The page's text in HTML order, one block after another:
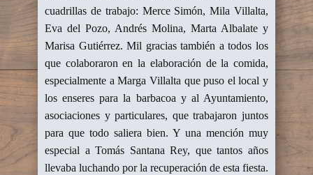
cuadrillas de trabajo: Merce Simón, Mila Villalta,
Eva del Pozo, Andrés Molina, Marta Albalate y
Marisa Gutiérrez. Mil gracias también a todos los
que colaboraron en la elaboración de la comida,
especialmente a Marga Villalta que puso el local y
los enseres para la barbacoa y al Ayuntamiento,
asociaciones y particulares, que trabajaron juntos
para que todo saliera bien. Y una mención muy
especial a Tomás Santana Rey, que tantos años
llevaba luchando por la recuperación de esta fiesta.